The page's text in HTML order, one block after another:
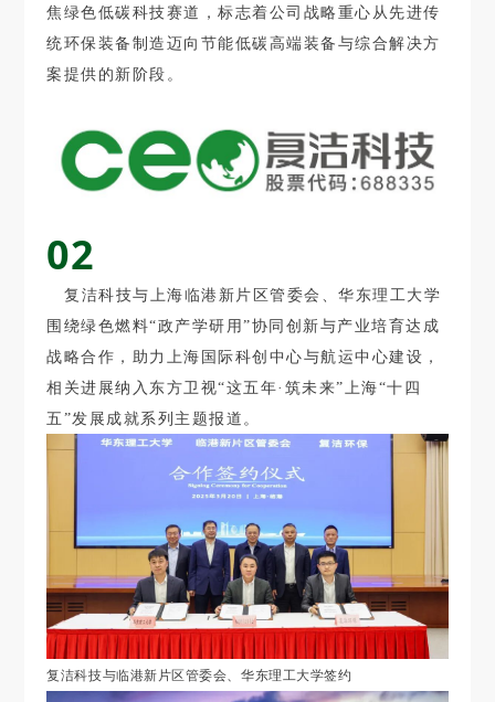
焦绿色低碳科技赛道，标志着公司战略重心从先进传
统环保装备制造迈向节能低碳高端装备与综合解决方
案提供的新阶段。
02
复洁科技与上海临港新片区管委会、华东理工大学
围绕绿色燃料“政产学研用”协同创新与产业培育达成
战略合作，助力上海国际科创中心与航运中心建设，
相关进展纳入东方卫视“这五年·筑未来”上海“十四
五”发展成就系列主题报道。
复洁科技与临港新片区管委会、华东理工大学签约